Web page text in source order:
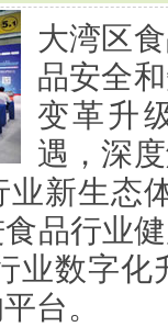
大湾区
品安全
变革升
遇，深
业新生态
品行业
业数字
台。